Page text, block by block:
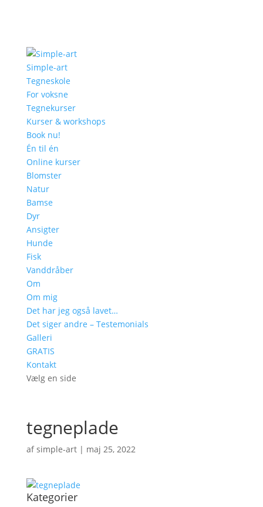
Simple-art
Tegneskole
For voksne
Tegnekurser
Kurser & workshops
Book nu!
Én til én
Online kurser
Blomster
Natur
Bamse
Dyr
Ansigter
Hunde
Fisk
Vanddråber
Om
Om mig
Det har jeg også lavet…
Det siger andre – Testemonials
Galleri
GRATIS
Kontakt
Vælg en side
tegneplade
afsimple-art| maj 25, 2022
Kategorier